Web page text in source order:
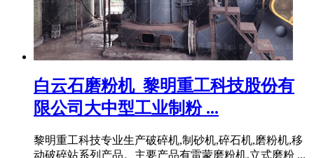
白云石磨粉机_黎明重工科技股份有
限公司大中型工业制粉 ...
黎明重工科技专业生产破碎机,制砂机,碎石机,磨粉机,移
动破碎站系列产品。主要产品有雷蒙磨粉机,立式磨粉 ...